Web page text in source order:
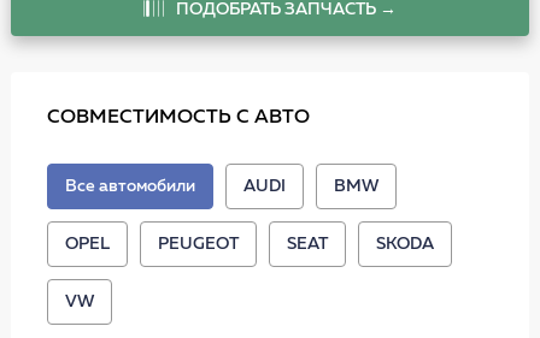
ПОДОБРАТЬ ЗАПЧАСТЬ →
СОВМЕСТИМОСТЬ С АВТО
Все автомобили AUDI BMW
OPEL PEUGEOT SEAT SKODA
VW